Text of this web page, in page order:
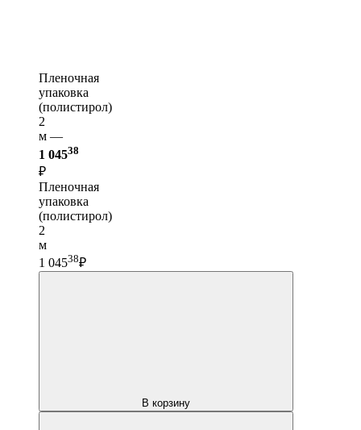
Пленочная
упаковка
(полистирол)
2
м —
1 04538
₽
Пленочная
упаковка
(полистирол)
2
м
1 04538₽
В корзину